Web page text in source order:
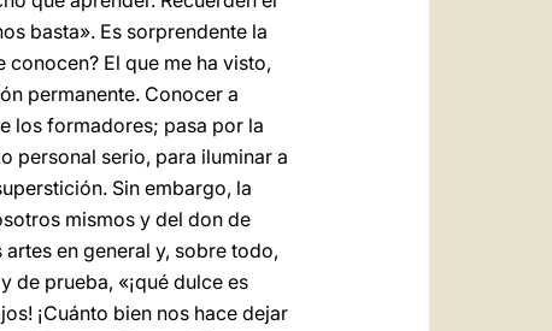
basta». Es sorprendente la
El que me ha visto,
permanente. Conocer a
los formadores; pasa por la
personal serio, para iluminar a
Sin embargo, la
mismos y del don de
en general y, sobre todo,
de prueba, «¡qué dulce es
¡Cuánto bien nos hace dejar